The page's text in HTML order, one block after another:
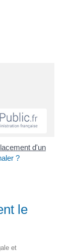
d'un
?
le
et